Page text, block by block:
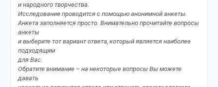
и народного творчества.
Исследование проводится с помощью анонимной анкеты.
Анкета заполняется просто. Внимательно прочитайте вопросы
анкеты
и выберите тот вариант ответа, который является наиболее
подходящим
для Вас.
Обратите внимание – на некоторые вопросы Вы можете
давать